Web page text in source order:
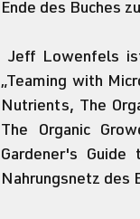
Ende des Buches
„Teaming with
Nutrients, The
The Organic
Gardener's
Nahrungsnetz des